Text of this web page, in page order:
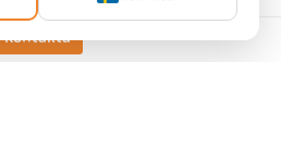
Kontakta